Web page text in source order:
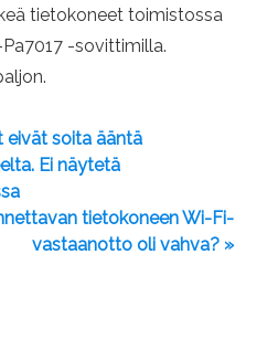
tietokoneet toimistossa
-sovittimilla.
eivät soita ääntä
Ei näytetä
tietokoneen Wi-Fi-
vastaanotto oli vahva? »